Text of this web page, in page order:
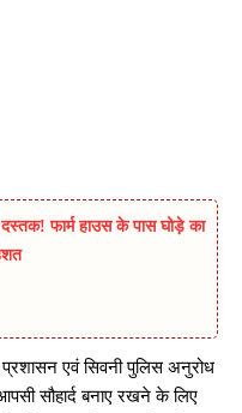
दस्तक! फार्म हाउस के पास घोड़े का
एवं सिवनी पुलिस अनुरोध
सौहार्द बनाए रखने के लिए